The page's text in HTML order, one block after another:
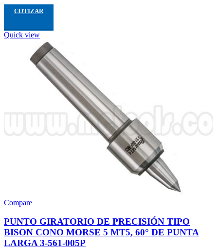
COTIZAR
Quick view
Compare
PUNTO GIRATORIO DE PRECISIÓN TIPO
BISON CONO MORSE 5 MT5, 60° DE PUNTA
LARGA 3-561-005P